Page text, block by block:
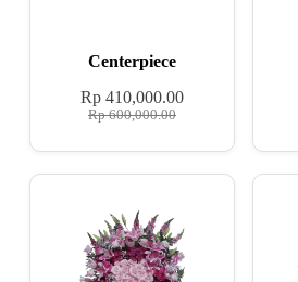
Centerpiece
Rp600,000.00
Rp410,000.00